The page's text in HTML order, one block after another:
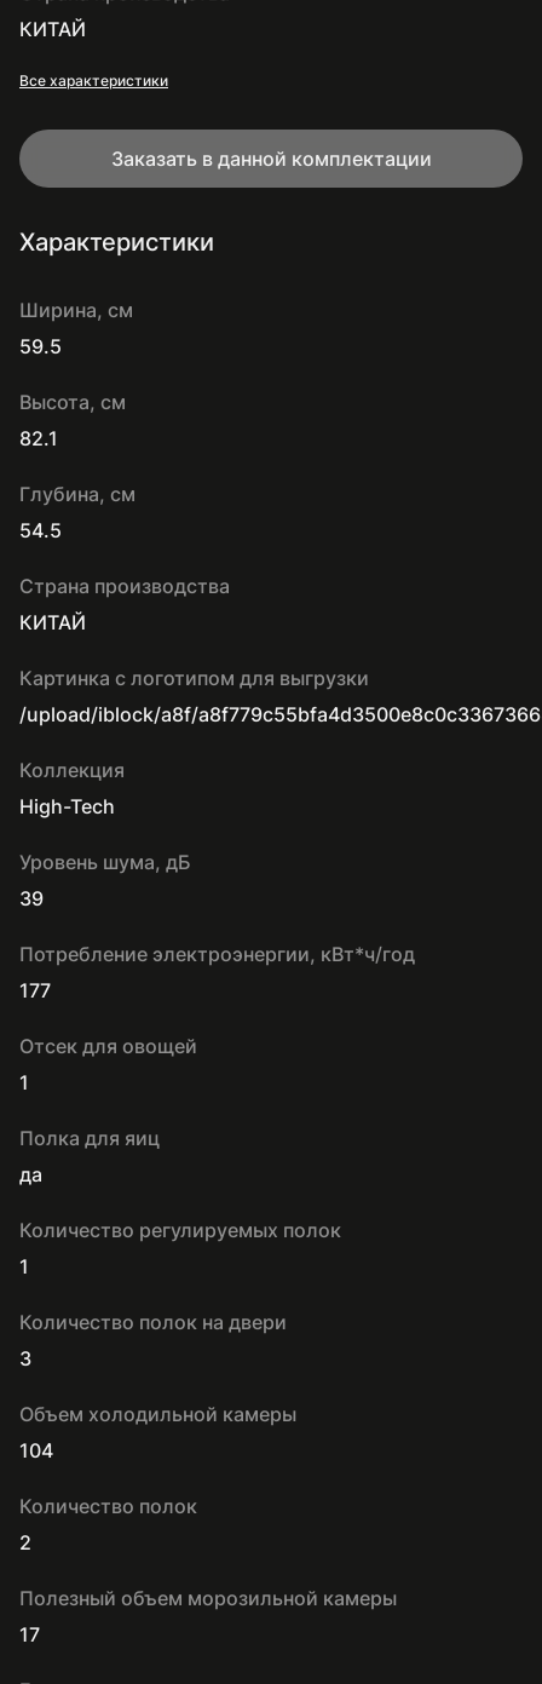
КИТАЙ
Все характеристики
Заказать в данной комплектации
Характеристики
Ширина, см
59.5
Высота, см
82.1
Глубина, см
54.5
Страна производства
КИТАЙ
Картинка с логотипом для выгрузки
/upload/iblock/a8f/
Коллекция
High-Tech
Уровень шума, дБ
39
Потребление электроэнергии, кВт*ч/год
177
Отсек для овощей
1
Полка для яиц
да
Количество регулируемых полок
1
Количество полок на двери
3
Объем холодильной камеры
104
Количество полок
2
Полезный объем морозильной камеры
17